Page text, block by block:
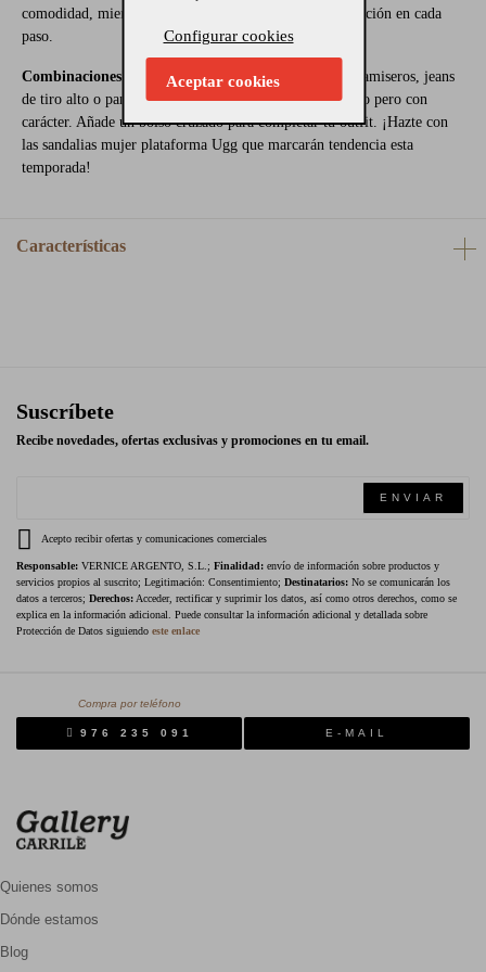
comodidad, mientras que la suela dentada mejora la tracción en cada
paso.
Combinaciones sugeridas:Combínalas con vestidos camiseros, jeans
de tiro alto o pantalones tipo cargo para un look relajado pero con
carácter. Añade un bolso cruzado para completar tu outfit. ¡Hazte con
las sandalias mujer plataforma Ugg que marcarán tendencia esta
temporada!
Características
Suscríbete
Recibe novedades, ofertas exclusivas y promociones en tu email.
ENVIAR
Acepto recibir ofertas y comunicaciones comerciales
Responsable: VERNICE ARGENTO, S.L.; Finalidad: envío de información sobre productos y
servicios propios al suscrito; Legitimación: Consentimiento; Destinatarios: No se comunicarán los
datos a terceros; Derechos: Acceder, rectificar y suprimir los datos, así como otros derechos, como se
explica en la información adicional. Puede consultar la información adicional y detallada sobre
Protección de Datos siguiendo este enlace
Compra por teléfono
976 235 091 E-MAIL
Quienes somos
Dónde estamos
Blog
Configurar cookies
Aceptar cookies